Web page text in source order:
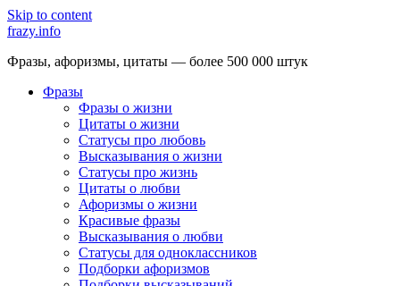
Skip to content
frazy.info
Фразы, афоризмы, цитаты — более 500 000 штук
Фразы
Фразы о жизни
Цитаты о жизни
Статусы про любовь
Высказывания о жизни
Статусы про жизнь
Цитаты о любви
Афоризмы о жизни
Красивые фразы
Высказывания о любви
Статусы для одноклассников
Подборки афоризмов